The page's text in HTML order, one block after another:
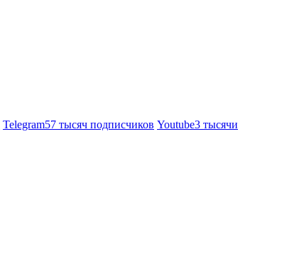
Telegram57 тысяч подписчиков Youtube3 тысячи